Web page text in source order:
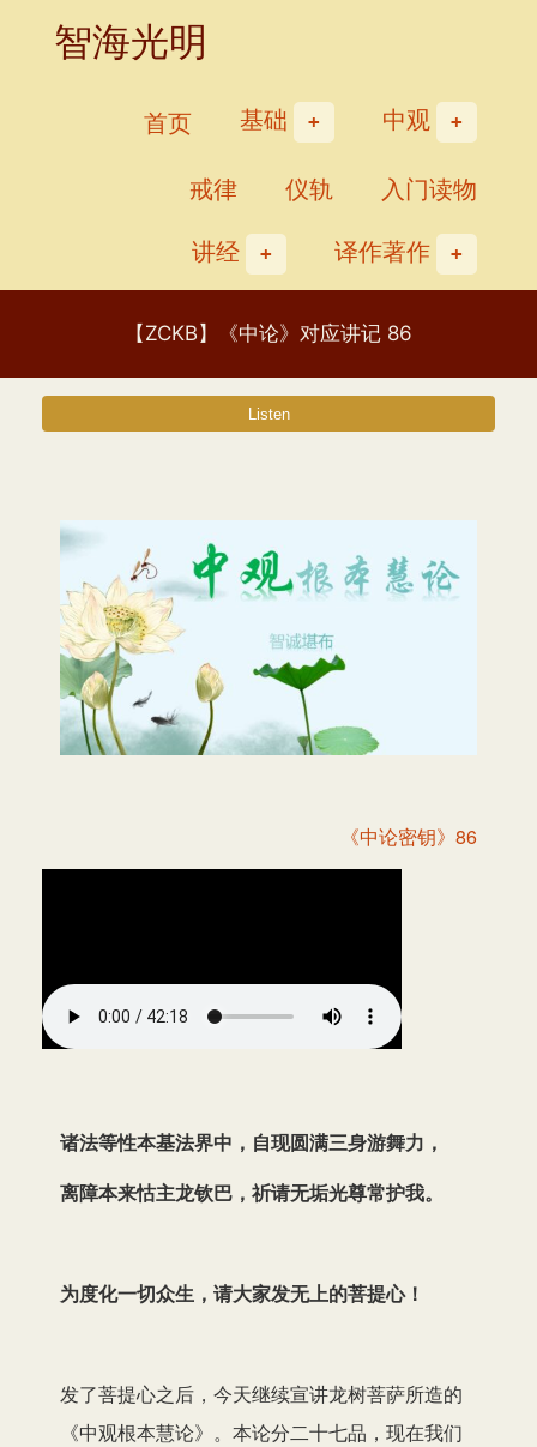
智海光明
首页 基础
中观
戒律
仪轨
入门读物
讲经
译作著作
【ZCKB】《中论》对应讲记 86
《中论密钥》86
诸法等性本基法界中 ， 自现圆满三身游舞力，
离障本来怙主龙钦巴 ， 祈请无垢光尊常护我。
为度化一切众生 ， 请大家发无上的菩提心！
发了菩提心之后，今天继续宣讲龙树菩萨所造的
《中观根本慧论》。本论分二十七品，现在我们